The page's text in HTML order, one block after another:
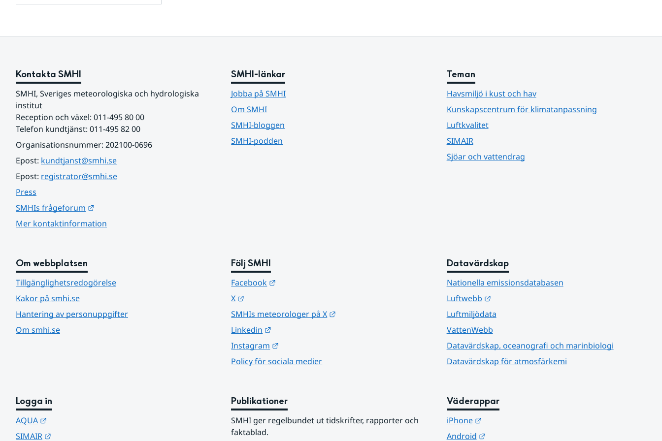
och
för
Kontakta SMHI
SMHI, Sveriges meteorologiska och hydrologiska
institut
Reception och växel: 011-495 80 00
Telefon kundtjänst: 011-495 82 00
Organisationsnummer: 202100-0696
Epost: kundtjanst@smhi.se
Epost: registrator@smhi.se
Press
SMHIs frågeforum
Mer kontaktinformation
SMHI-länkar
Jobba på SMHI
Om SMHI
SMHI-bloggen
SMHI-podden
Teman
Havsmiljö i kust och hav
Kunskapscentrum för klimatanpassning
Luftkvalitet
SIMAIR
Sjöar och vattendrag
Om webbplatsen
Tillgänglighetsredogörelse
Kakor på smhi.se
Hantering av personuppgifter
Om smhi.se
Följ SMHI
Facebook
X
SMHIs meteorologer på X
Linkedin
Instagram
Policy för sociala medier
Datavärdskap
Nationella emissionsdatabasen
Luftwebb
Länk till annan webbplats.
Luftmiljödata
VattenWebb
Datavärdskap, oceanografi och marinbiologi
Datavärdskap för atmosfärkemi
Logga in
AQUA
SIMAIR
Publikationer
SMHI ger regelbundet ut tidskrifter, rapporter och
faktablad.
Väderappar
iPhone
Länk till annan webbplats.
Android
Länk till annan webbplats.